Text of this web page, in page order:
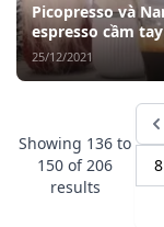
Picopresso và
espresso cầm
25/12/2021
Showing 136 to
150 of206
results
8